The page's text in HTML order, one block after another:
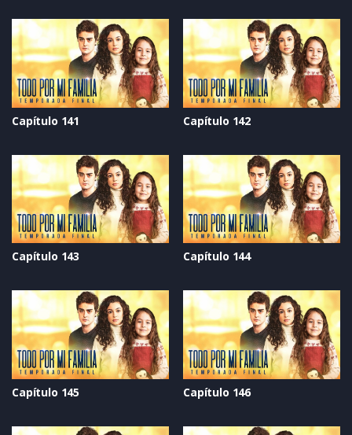
Capítulo 141 Capítulo 142
Capítulo 143 Capítulo 144
Capítulo 145 Capítulo 146